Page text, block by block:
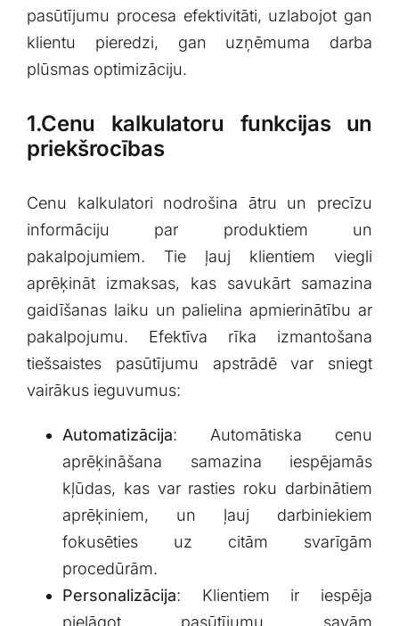
pasūtījumu procesa efektivitāti, uzlabojot gan⁤
klientu pieredzi,⁣ gan uzņēmuma darba
plūsmas‌ optimizāciju.
1.Cenu kalkulatoru funkcijas⁤ un
priekšrocības
Cenu kalkulatori nodrošina ātru un precīzu
informāciju par produktiem un
pakalpojumiem. Tie ļauj klientiem viegli
aprēķināt izmaksas, kas savukārt samazina
gaidīšanas laiku un palielina apmierinātību ar
pakalpojumu. Efektīva rīka izmantošana
tiešsaistes pasūtījumu apstrādē ⁣var sniegt
vairākus ieguvumus:
Automatizācija: Automātiska ⁣cenu
aprēķināšana samazina iespējamās
kļūdas, kas var rasties roku darbinātiem
aprēķiniem, un ​ļauj darbiniekiem
fokusēties uz citām svarīgām
procedūrām.
Personalizācija: Klientiem ir iespēja
pielāgot pasūtījumu savām